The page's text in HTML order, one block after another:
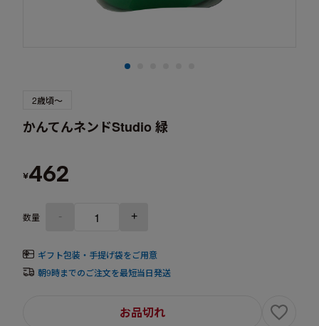
2歳頃～
かんてんネンドStudio 緑
¥462
数量 - +
ギフト包装・手提げ袋をご用意
朝9時までのご注文を最短当日発送
お品切れ